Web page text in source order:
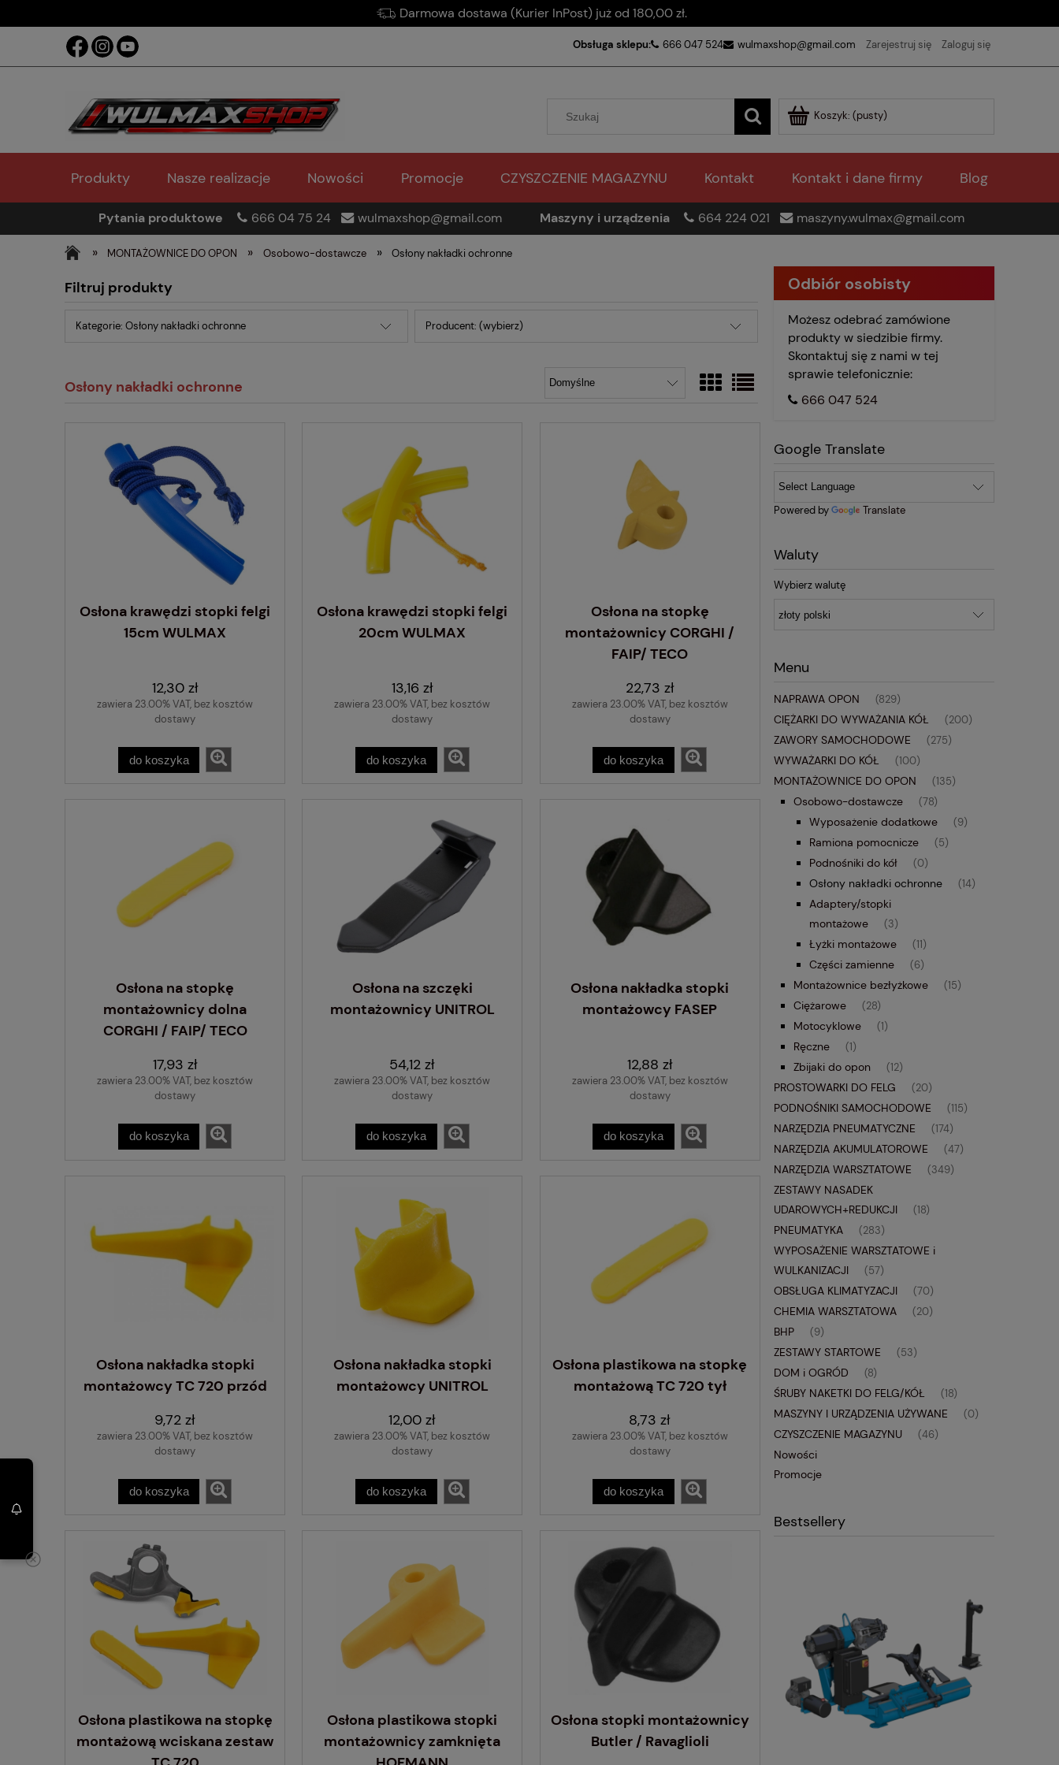
Darmowa dostawa (Kurier InPost) już od 180,00 zł.
Obsługa sklepu: 666 047 524 wulmaxshop@gmail.com Zarejestruj się Zaloguj się
Koszyk: (pusty)
Produkty Nasze realizacje Nowości Promocje CZYSZCZENIE MAGAZYNU Kontakt Kontakt i dane firmy Blog
Pytania produktowe 666 04 75 24 wulmaxshop@gmail.com Maszyny i urządzenia 664 224 021 maszyny.wulmax@gmail.com
» MONTAŻOWNICE DO OPON » Osobowo-dostawcze » Osłony nakładki ochronne
Filtruj produkty
Kategorie: Osłony nakładki ochronne Producent: (wybierz)
Osłony nakładki ochronne
Osłona krawędzi stopki felgi
15cm WULMAX
12,30 zł
zawiera 23.00% VAT, bez kosztów
dostawy
do koszyka
Osłona krawędzi stopki felgi
20cm WULMAX
13,16 zł
zawiera 23.00% VAT, bez kosztów
dostawy
do koszyka
Osłona na stopkę
montażownicy CORGHI /
FAIP/ TECO
22,73 zł
zawiera 23.00% VAT, bez kosztów
dostawy
do koszyka
Osłona na stopkę
montażownicy dolna
CORGHI / FAIP/ TECO
17,93 zł
zawiera 23.00% VAT, bez kosztów
dostawy
do koszyka
Osłona na szczęki
montażownicy UNITROL
54,12 zł
zawiera 23.00% VAT, bez kosztów
dostawy
do koszyka
Osłona nakładka stopki
montażowcy FASEP
12,88 zł
zawiera 23.00% VAT, bez kosztów
dostawy
do koszyka
Osłona nakładka stopki
montażowcy TC 720 przód
9,72 zł
zawiera 23.00% VAT, bez kosztów
dostawy
do koszyka
Osłona nakładka stopki
montażowcy UNITROL
12,00 zł
zawiera 23.00% VAT, bez kosztów
dostawy
do koszyka
Osłona plastikowa na stopkę
montażową TC 720 tył
8,73 zł
zawiera 23.00% VAT, bez kosztów
dostawy
do koszyka
Osłona plastikowa na stopkę
montażową wciskana zestaw
Osłona plastikowa stopki
montażownicy zamknięta
Osłona stopki montażownicy
Butler / Ravaglioli
Odbiór osobisty
Możesz odebrać zamówione
produkty w siedzibie firmy.
Skontaktuj się z nami w tej
sprawie telefonicznie:
666 047 524
Google Translate
Powered by Translate
Waluty
Wybierz walutę
Menu
NAPRAWA OPON (829)
CIĘŻARKI DO WYWAŻANIA KÓŁ (200)
ZAWORY SAMOCHODOWE (275)
WYWAŻARKI DO KÓŁ (100)
MONTAŻOWNICE DO OPON (135)
Osobowo-dostawcze (78)
Wyposażenie dodatkowe (9)
Ramiona pomocnicze (5)
Podnośniki do kół (0)
Osłony nakładki ochronne (14)
Adaptery/stopki
montażowe
(3)
Łyżki montażowe (11)
Części zamienne (6)
Montażownice bezłyżkowe (15)
Ciężarowe (28)
Motocyklowe (1)
Ręczne (1)
Zbijaki do opon (12)
PROSTOWARKI DO FELG (20)
PODNOŚNIKI SAMOCHODOWE (115)
NARZĘDZIA PNEUMATYCZNE (174)
NARZĘDZIA AKUMULATOROWE (47)
NARZĘDZIA WARSZTATOWE (349)
ZESTAWY NASADEK
UDAROWYCH+REDUKCJI
(18)
PNEUMATYKA (283)
WYPOSAŻENIE WARSZTATOWE i
WULKANIZACJI
(57)
OBSŁUGA KLIMATYZACJI (70)
CHEMIA WARSZTATOWA (20)
BHP (9)
ZESTAWY STARTOWE (53)
DOM i OGRÓD (8)
ŚRUBY NAKETKI DO FELG/KÓŁ (18)
MASZYNY I URZĄDZENIA UŻYWANE (0)
CZYSZCZENIE MAGAZYNU (46)
Nowości
Promocje
Bestsellery